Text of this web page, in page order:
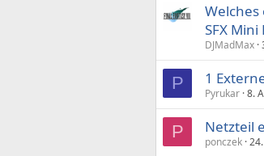
SFX Mini
DJMadMax
P 1
Pyrukar 8.
P Netzteil
ponczek